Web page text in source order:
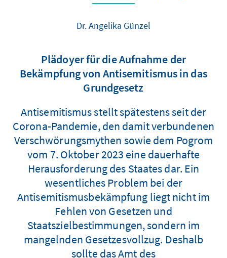
Dr. Angelika Günzel
Plädoyer für die Aufnahme der
Bekämpfung von Antisemitismus in das
Grundgesetz
Antisemitismus stellt spätestens seit der
Corona-Pandemie, den damit verbundenen
Verschwörungsmythen sowie dem Pogrom
vom 7. Oktober 2023 eine dauerhafte
Herausforderung des Staates dar. Ein
wesentliches Problem bei der
Antisemitismusbekämpfung liegt nicht im
Fehlen von Gesetzen und
Staatszielbestimmungen, sondern im
mangelnden Gesetzesvollzug. Deshalb
sollte das Amt des